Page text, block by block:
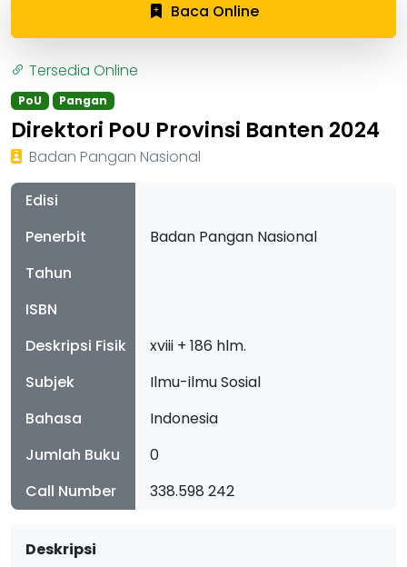
Baca Online
Tersedia Online
PoU Pangan
Direktori PoU Provinsi Banten 2024
Badan Pangan Nasional
Edisi
Penerbit
Badan Pangan Nasional
Tahun
ISBN
Deskripsi Fisik
xviii + 186 hlm.
Subjek
Ilmu-ilmu Sosial
Bahasa
Indonesia
Jumlah Buku
0
Call Number
338.598 242
Deskripsi